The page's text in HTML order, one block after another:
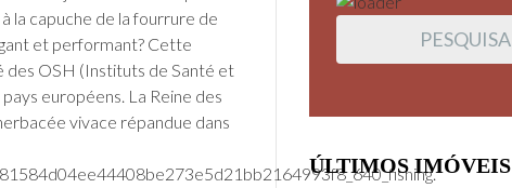
la capuche de la fourrure de
et performant? Cette
OSH (Instituts de Santé et
européens. La Reine des
vivace répandue dans
ÚLTIMOS IMÓVEIS